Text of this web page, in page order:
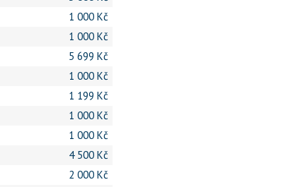
1 000 Kč
1 000 Kč
5 699 Kč
1 000 Kč
1 199 Kč
1 000 Kč
1 000 Kč
4 500 Kč
2 000 Kč